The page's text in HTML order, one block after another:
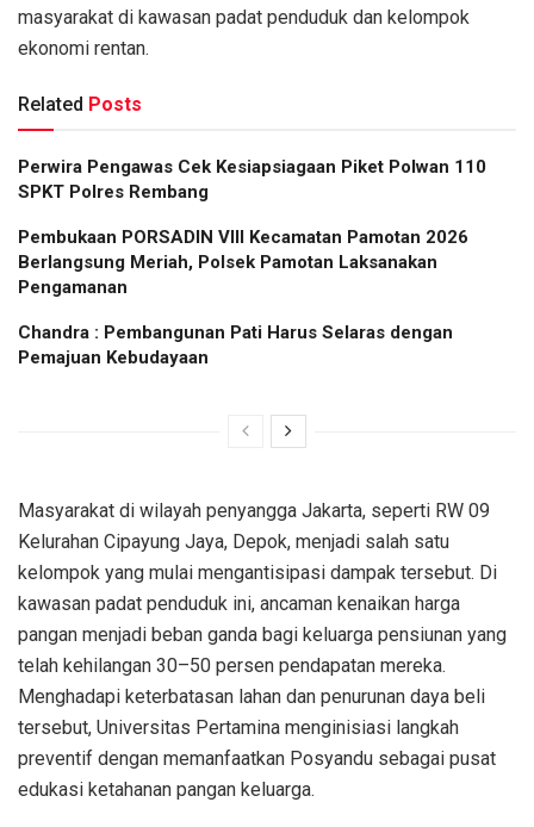
masyarakat di kawasan padat penduduk dan kelompok
ekonomi rentan.
Related Posts
Perwira Pengawas Cek Kesiapsiagaan Piket Polwan 110
SPKT Polres Rembang
Pembukaan PORSADIN VIII Kecamatan Pamotan 2026
Berlangsung Meriah, Polsek Pamotan Laksanakan
Pengamanan
Chandra : Pembangunan Pati Harus Selaras dengan
Pemajuan Kebudayaan
Masyarakat di wilayah penyangga Jakarta, seperti RW 09
Kelurahan Cipayung Jaya, Depok, menjadi salah satu
kelompok yang mulai mengantisipasi dampak tersebut. Di
kawasan padat penduduk ini, ancaman kenaikan harga
pangan menjadi beban ganda bagi keluarga pensiunan yang
telah kehilangan 30–50 persen pendapatan mereka.
Menghadapi keterbatasan lahan dan penurunan daya beli
tersebut, Universitas Pertamina menginisiasi langkah
preventif dengan memanfaatkan Posyandu sebagai pusat
edukasi ketahanan pangan keluarga.